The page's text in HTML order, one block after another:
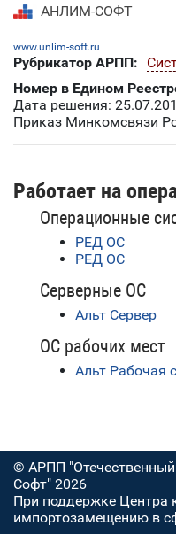
АНЛИМ-СОФТ
www.unlim-soft.ru
Рубрикатор АРПП:
Номер в Едином
Дата решения:
Приказ Минкомсвязи
Работает на
Операционные
РЕД ОС
РЕД ОС
Серверные ОС
Альт Сервер
ОС рабочих мест
Альт Рабочая
© АРПП "Отечественный
Софт" 2026
При поддержке Центра
импортозамещению в